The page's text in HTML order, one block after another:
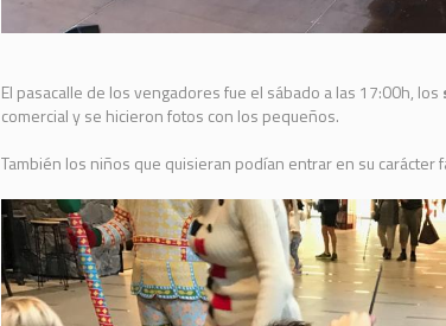
El pasacalle de los vengadores fue el sábado a las 17:00h, los
comercial y se hicieron fotos con los pequeños.
También los niños que quisieran podían entrar en su